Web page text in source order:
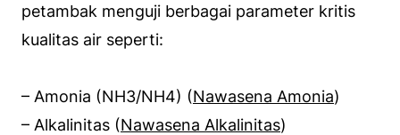
petambak menguji berbagai parameter kritis
kualitas air seperti:
– Amonia (NH3/NH4) (Nawasena Amonia)
– Alkalinitas (Nawasena Alkalinitas)